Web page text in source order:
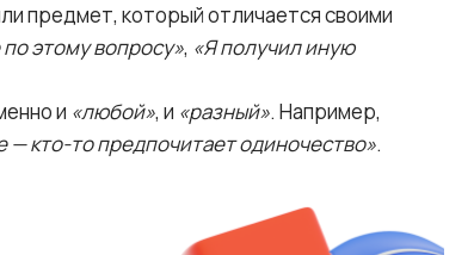
предмет, который отличается своими
этому вопросу», «Я получил иную
и «любой», и «разный». Например,
— кто-то предпочитает одиночество».